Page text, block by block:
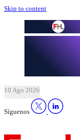
Skip to content
10 Ago 2026
Síguenos